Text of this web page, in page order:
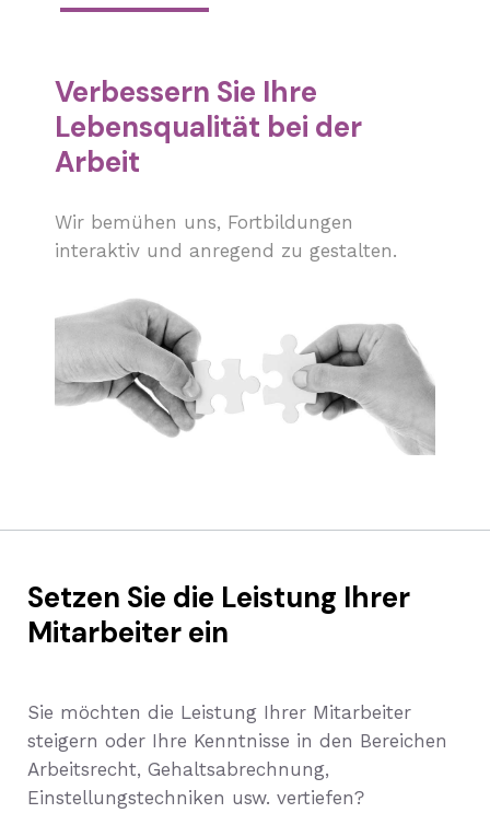
Verbessern Sie Ihre
Lebensqualität bei der
Arbeit
Wir bemühen uns, Fortbildungen
interaktiv und anregend zu gestalten.
Setzen Sie die Leistung Ihrer
Mitarbeiter ein
Sie möchten die Leistung Ihrer Mitarbeiter
steigern oder Ihre Kenntnisse in den Bereichen
Arbeitsrecht, Gehaltsabrechnung,
Einstellungstechniken usw. vertiefen?